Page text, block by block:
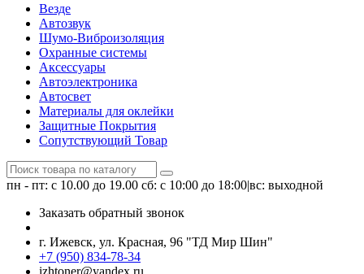
Везде
Автозвук
Шумо-Виброизоляция
Охранные системы
Аксессуары
Автоэлектроника
Автосвет
Материалы для оклейки
Защитные Покрытия
Сопутствующий Товар
пн - пт: с 10.00 до 19.00 сб: с 10:00 до 18:00|вс: выходной
Заказать обратный звонок
г. Ижевск, ул. Красная, 96 "ТД Мир Шин"
+7 (950) 834-78-34
izhtoner@yandex.ru